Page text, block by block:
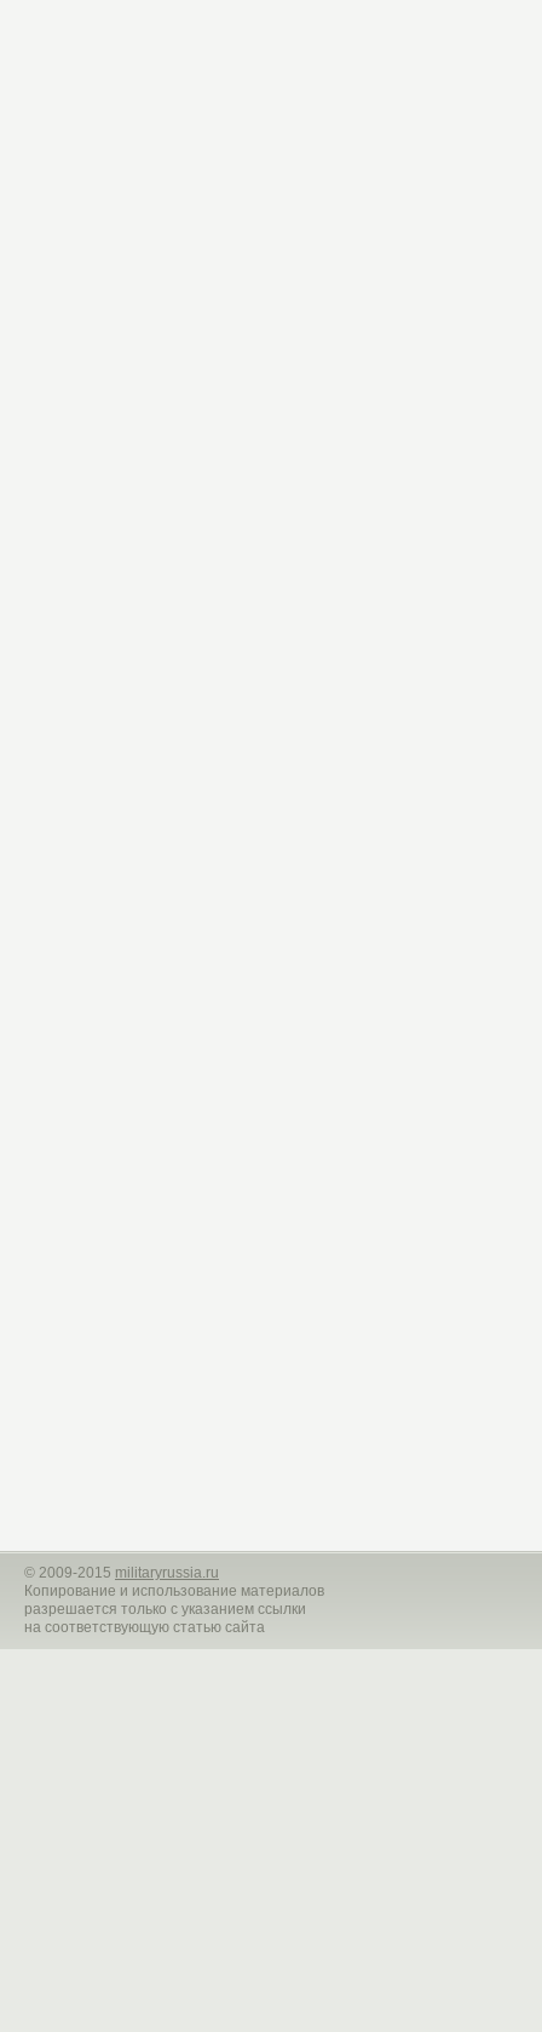
© 2009-2015 militaryrussia.ru
Копирование и использование материалов
разрешается только с указанием ссылки
на соответствующую статью сайта